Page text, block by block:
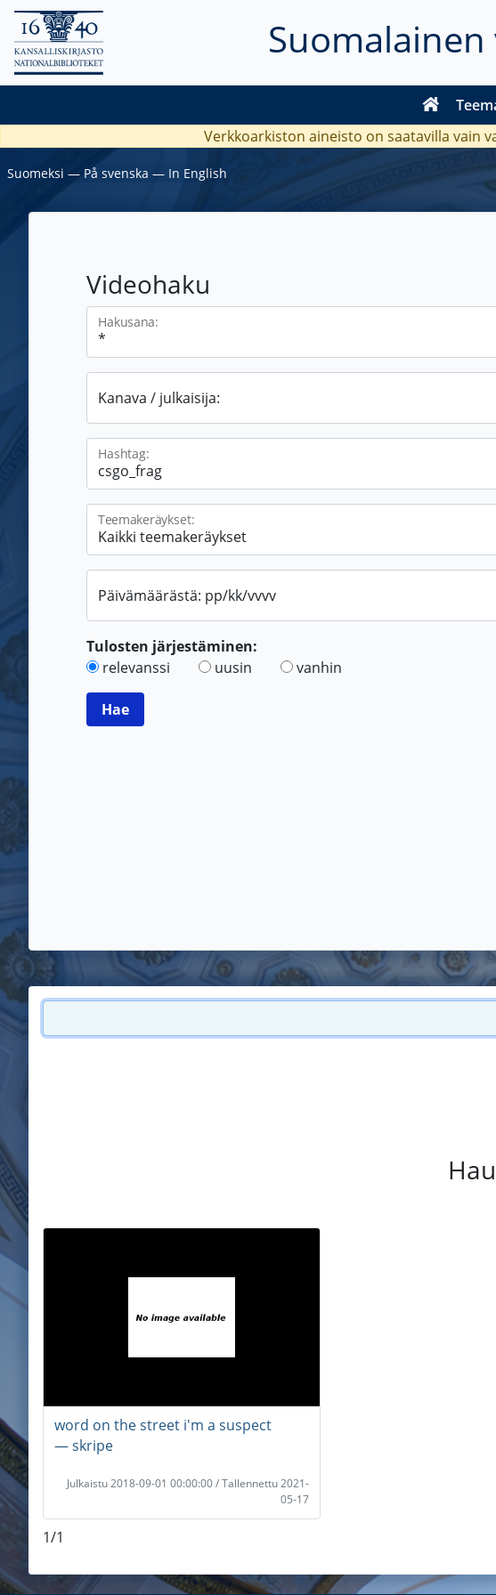
Verkkoarkiston aineisto on saatavilla vain
Suomeksi ― På svenska ― In English
Videohaku
Hakusana:
Kanava / julkaisija:
Hashtag:
Teemakeräykset:
Päivämäärästä: pp/kk/vvvv
Tulosten järjestäminen:
relevanssi
uusin vanhin
word on the street i'm a suspect
― skripe
Julkaistu 2018-09-01 00:00:00 / Tallennettu 2021-
05-17
1/1